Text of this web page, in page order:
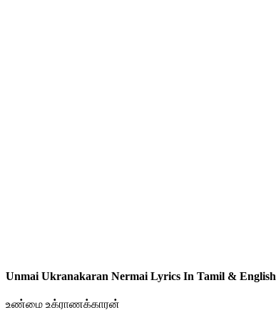
Unmai Ukranakaran Nermai Lyrics In Tamil & English
உண்மை உக்ராணக்காரன்